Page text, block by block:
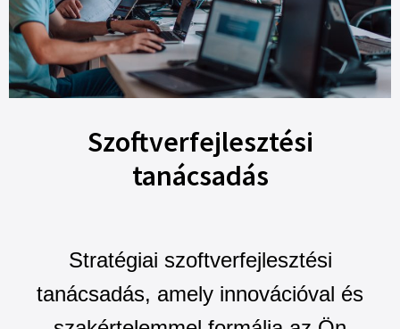
Szoftverfejlesztési
tanácsadás
Stratégiai szoftverfejlesztési
tanácsadás, amely innovációval és